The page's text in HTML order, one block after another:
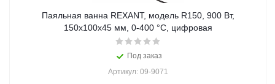
Паяльная ванна REXANT, модель R150, 900 Вт,
150х100х45 мм, 0-400 °C, цифровая
Под заказ
Артикул: 09-9071